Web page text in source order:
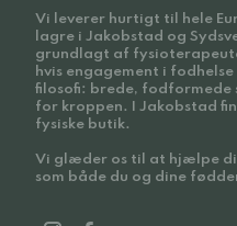
Vi leverer hurtigt til hele
lagre i Jakobstad og
grundlagt af
hvis engagement i
filosofi: brede, fodformede
for kroppen. I Jakobstad
fysiske butik.
Vi glæder os til at hjælpe
som både du og dine